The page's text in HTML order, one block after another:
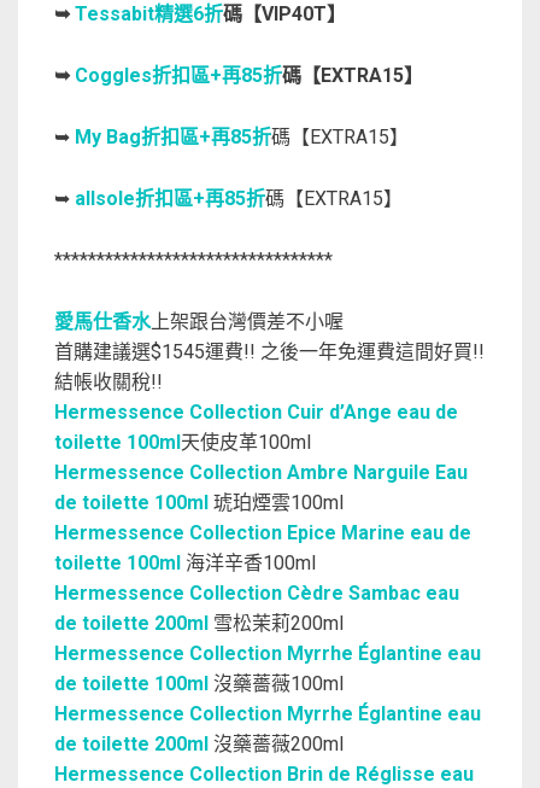
➥Tessabit精選6折碼【VIP40T】
➥ Coggles折扣區+再85折碼【EXTRA15】
➥ My Bag折扣區+再85折碼【EXTRA15】
➥ allsole折扣區+再85折碼【EXTRA15】
*********************************
愛馬仕香水上架跟台灣價差不小喔
首購建議選$1545運費!! 之後一年免運費這間好買!!
結帳收關稅!!
Hermessence Collection Cuir d’Ange eau de
toilette 100ml 天使皮革100ml
Hermessence Collection Ambre Narguile Eau
de toilette 100ml 琥珀煙雲100ml
Hermessence Collection Epice Marine eau de
toilette 100ml 海洋辛香100ml
Hermessence Collection Cèdre Sambac eau
de toilette 200ml 雪松茉莉200ml
Hermessence Collection Myrrhe Églantine eau
de toilette 100ml 沒藥薔薇100ml
Hermessence Collection Myrrhe Églantine eau
de toilette 200ml 沒藥薔薇200ml
Hermessence Collection Brin de Réglisse eau